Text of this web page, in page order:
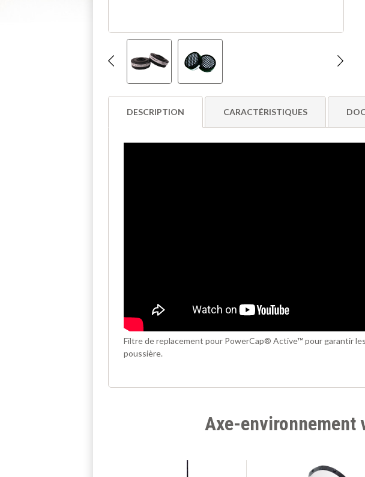
DESCRIPTION CARACTÉRISTIQUES
Filtre de replacement pour PowerCap® Active™ pour garantir
poussière.
Axe-environnement